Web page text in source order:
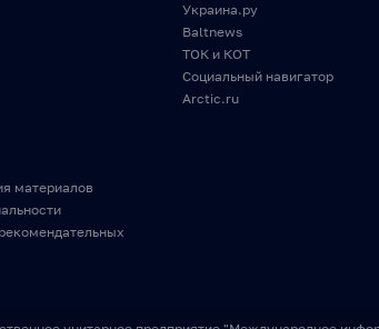
материалов
Украина.ру
Baltnews
ТОК и КОТ
Социальный навигатор
Arctic.ru